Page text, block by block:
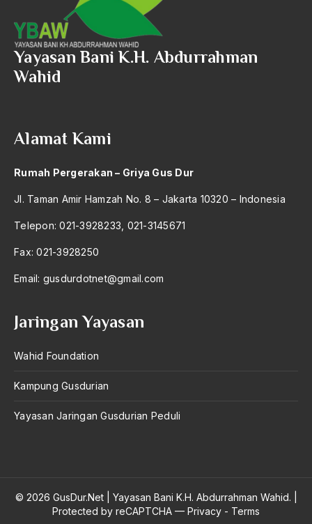
1988
1987
1986
1982
1981
1980
1979
1978
1974
1973
Kerusuhan Kupang
Kerusuhan Tasikmalaya
Kesabaran
Kesadaran Politik
kesetaraan
keterlibatan
keunggulan budaya
Yayasan Bani K.H. Abdurrahman
Wahid
Alamat Kami
Rumah Pergerakan – Griya Gus Dur
Jl. Taman Amir Hamzah No. 8 – Jakarta 10320 – Indonesia
Telepon: 021-3928233, 021-3145671
Fax: 021-3928250
Email: gusdurdotnet@gmail.com
Jaringan Yayasan
Wahid Foundation
Kampung Gusdurian
Yayasan Jaringan Gusdurian Peduli
© 2026 GusDur.Net Yayasan Bani K.H. Abdurrahman Wahid.
Protected by reCAPTCHA — Privacy - Terms